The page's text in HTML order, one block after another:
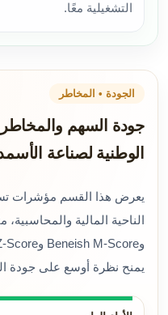
التشغيلية معًا.
الجودة • المخاطر
جودة السهم
الوطنية لصناعة الأسمدة
يعرض هذا القسم مؤشرات
يمنح نظرة أوسع على جودة